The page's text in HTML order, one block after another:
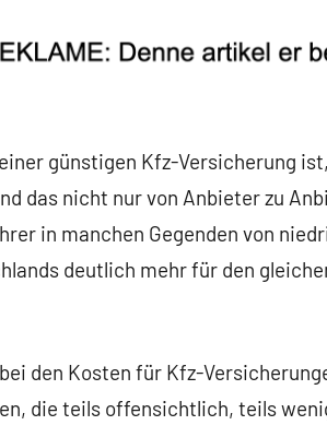
günstigen Kfz-Versicherung
das nicht nur von Anbieter zu
in manchen Gegenden von
deutlich mehr für den
den Kosten für Kfz-
die teils offensichtlich, teils